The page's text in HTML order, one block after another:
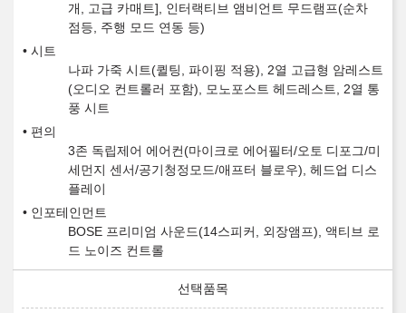
개, 고급 카매트], 인터랙티브 앰비언트 무드램프(순차
점등, 주행 모드 연동 등)
시트
나파 가죽 시트(퀼팅, 파이핑 적용), 2열 고급형 암레스트
(오디오 컨트롤러 포함), 모노포스트 헤드레스트, 2열 통
풍 시트
편의
3존 독립제어 에어컨(마이크로 에어필터/오토 디포그/미
세먼지 센서/공기청정모드/애프터 블로우), 헤드업 디스
플레이
인포테인먼트
BOSE 프리미엄 사운드(14스피커, 외장앰프), 액티브 로
드 노이즈 컨트롤